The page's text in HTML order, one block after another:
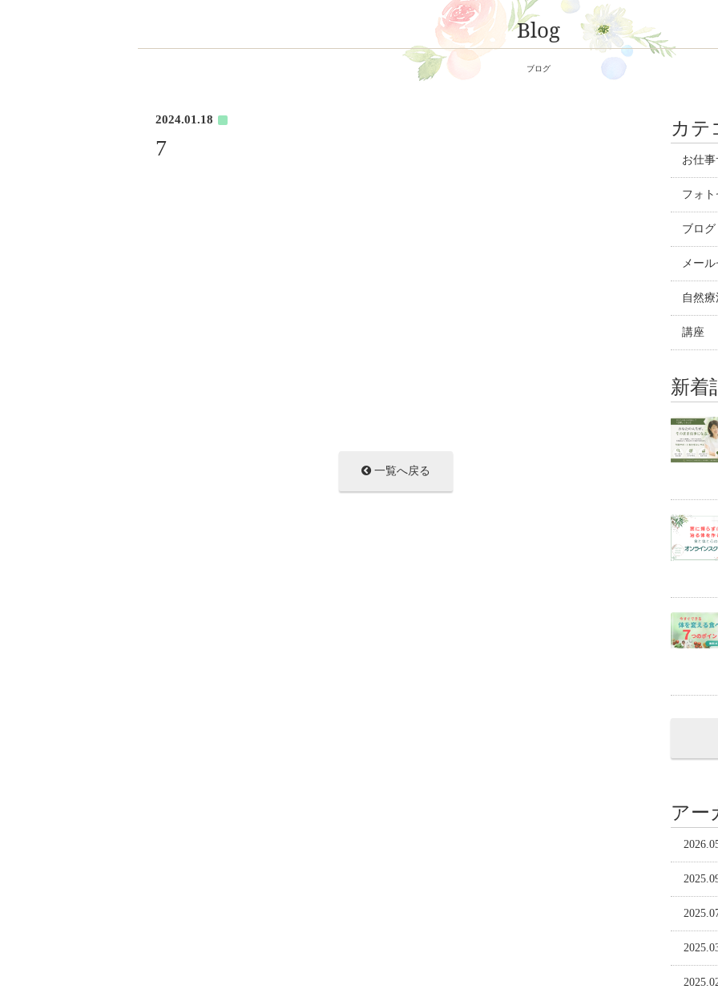
Blog
ブログ
2024.01.18
7
一覧へ戻る
カテ
お仕事
フォ
ブログ
メー
自然療
講座
新着
アー